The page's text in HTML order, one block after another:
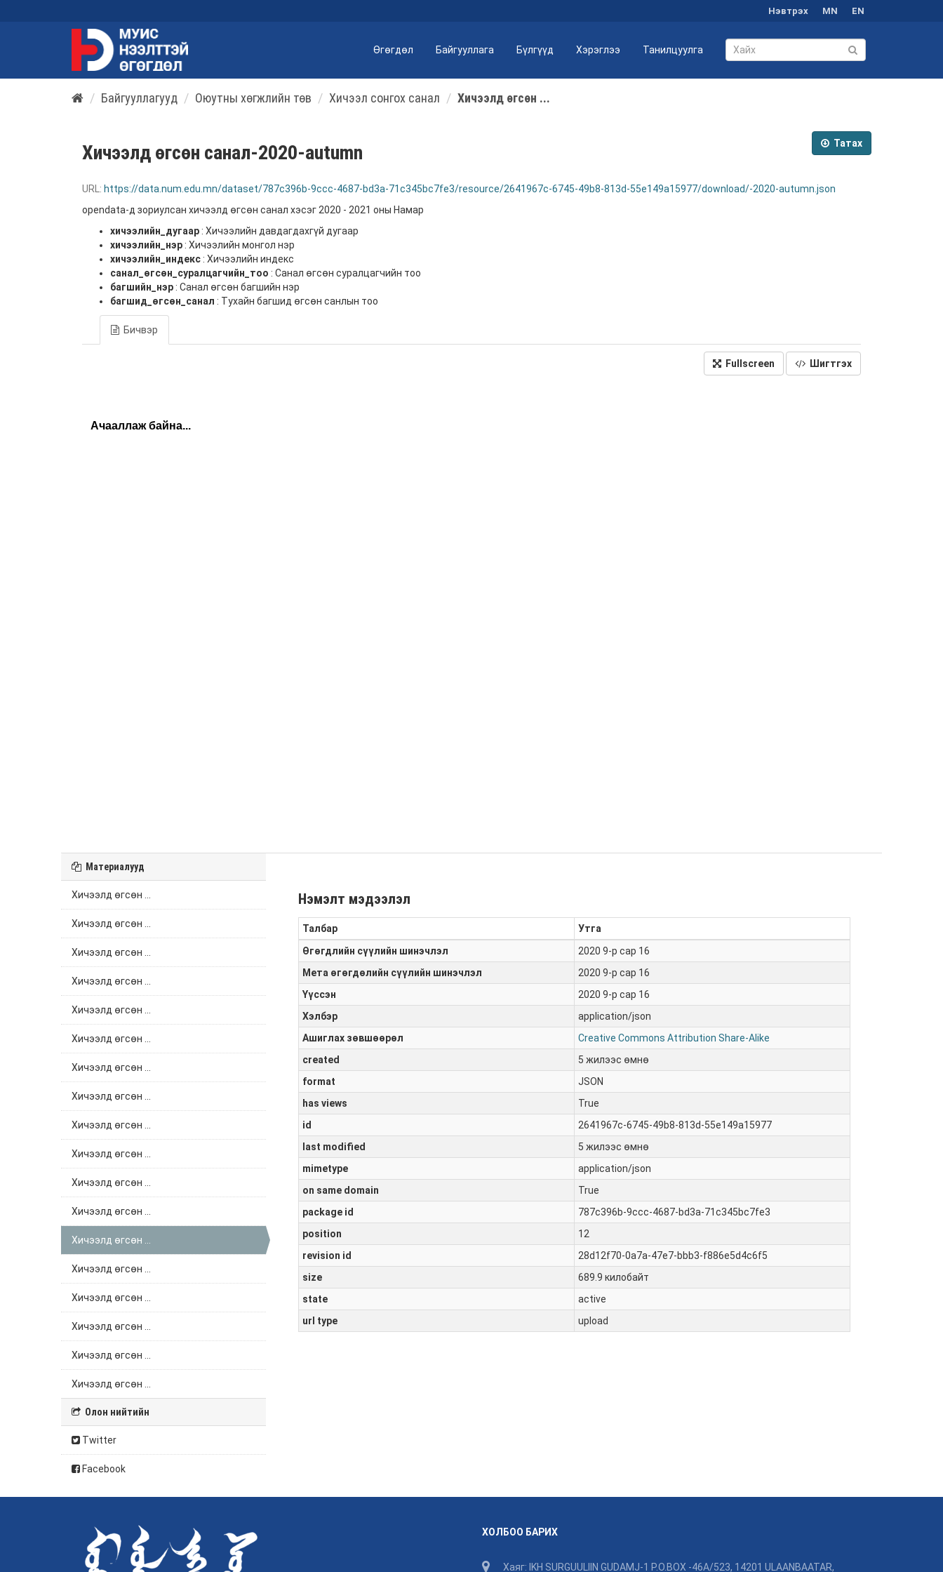
Нэвтрэх MN EN
Өгөгдөл Байгууллага Бүлгүүд Хэрэглээ Танилцуулга
Байгууллагууд Оюутны хөгжлийн төв Хичээл сонгох санал Хичээлд өгсөн ...
Татах
Хичээлд өгсөн санал-2020-autumn
URL: https://data.num.edu.mn/dataset/787c396b-9ccc-4687-bd3a-71c345bc7fe3/resource/2641967c-6745-49b8-813d-55e149a15977/download/-2020-autumn.json
opendata-д зориулсан хичээлд өгсөн санал хэсэг 2020 - 2021 оны Намар
хичээлийн_дугаар : Хичээлийн давдагдахгүй дугаар
хичээлийн_нэр : Хичээлийн монгол нэр
хичээлийн_индекс : Хичээлийн индекс
санал_өгсөн_суралцагчийн_тоо : Санал өгсөн суралцагчийн тоо
багшийн_нэр : Санал өгсөн багшийн нэр
багшид_өгсөн_санал : Тухайн багшид өгсөн санлын тоо
Бичвэр
Fullscreen Шигтгэх
Материалууд
Хичээлд өгсөн ...
Хичээлд өгсөн ...
Хичээлд өгсөн ...
Хичээлд өгсөн ...
Хичээлд өгсөн ...
Хичээлд өгсөн ...
Хичээлд өгсөн ...
Хичээлд өгсөн ...
Хичээлд өгсөн ...
Хичээлд өгсөн ...
Хичээлд өгсөн ...
Хичээлд өгсөн ...
Хичээлд өгсөн ...
Хичээлд өгсөн ...
Хичээлд өгсөн ...
Хичээлд өгсөн ...
Хичээлд өгсөн ...
Хичээлд өгсөн ...
Олон нийтийн
Twitter
Facebook
Нэмэлт мэдээлэл
Талбар
Утга
Өгөгдлийн сүүлийн шинэчлэл
2020 9-р сар 16
Мета өгөгдөлийн сүүлийн шинэчлэл
2020 9-р сар 16
Үүссэн
2020 9-р сар 16
Хэлбэр
application/json
Ашиглах зөвшөөрөл
Creative Commons Attribution Share-Alike
created
5 жилээс өмнө
format
JSON
has views
True
id
2641967c-6745-49b8-813d-55e149a15977
last modified
5 жилээс өмнө
mimetype
application/json
on same domain
True
package id
787c396b-9ccc-4687-bd3a-71c345bc7fe3
position
12
revision id
28d12f70-0a7a-47e7-bbb3-f886e5d4c6f5
size
689.9 килобайт
state
active
url type
upload
ХОЛБОО БАРИХ
Хаяг: IKH SURGUULIIN GUDAMJ-1 P.O.BOX -46A/523, 14201 ULAANBAATAR,